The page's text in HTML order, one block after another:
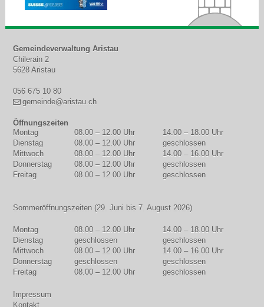
Footer
Gemeindeverwaltung Aristau
Chilerain 2
5628 Aristau
056 675 10 80
gemeinde@aristau.ch
Öffnungszeiten
WOCHENTAG MORGEN NACHMITTAG
Montag 08.00 – 12.00 Uhr
14.00 – 18.00 Uhr
Dienstag
08.00 – 12.00 Uhr
geschlossen
Mittwoch
08.00 – 12.00 Uhr
14.00 – 16.00 Uhr
Donnerstag
08.00 – 12.00 Uhr
geschlossen
Freitag
08.00 – 12.00 Uhr geschlossen
Sommeröffnungszeiten (29. Juni bis 7. August 2026)
Montag 08.00 – 12.00 Uhr
14.00 – 18.00 Uhr
Dienstag
geschlossen
geschlossen
Mittwoch
08.00 – 12.00 Uhr
14.00 – 16.00 Uhr
Donnerstag
geschlossen
geschlossen
Freitag
08.00 – 12.00 Uhr geschlossen
Impressum
Kontakt